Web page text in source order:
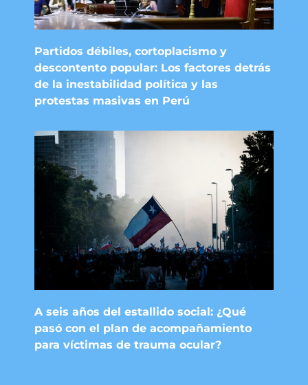
Partidos débiles, cortoplacismo y
descontento popular: Los factores detrás
de la inestabilidad política y las
protestas masivas en Perú
A seis años del estallido social: ¿Qué
pasó con el plan de acompañamiento
para víctimas de trauma ocular?